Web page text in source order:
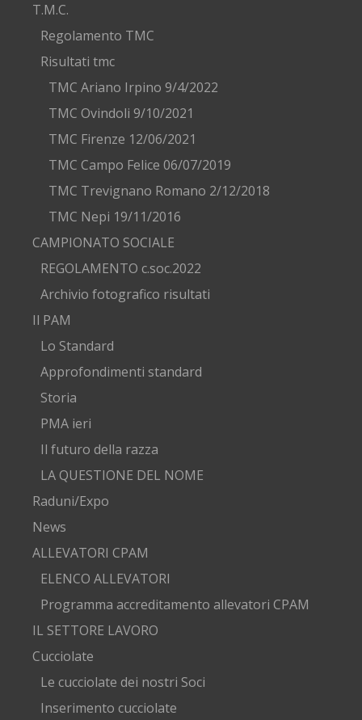
T.M.C.
Regolamento TMC
Risultati tmc
TMC Ariano Irpino 9/4/2022
TMC Ovindoli 9/10/2021
TMC Firenze 12/06/2021
TMC Campo Felice 06/07/2019
TMC Trevignano Romano 2/12/2018
TMC Nepi 19/11/2016
CAMPIONATO SOCIALE
REGOLAMENTO c.soc.2022
Archivio fotografico risultati
Il PAM
Lo Standard
Approfondimenti standard
Storia
PMA ieri
Il futuro della razza
LA QUESTIONE DEL NOME
Raduni/Expo
News
ALLEVATORI CPAM
ELENCO ALLEVATORI
Programma accreditamento allevatori CPAM
IL SETTORE LAVORO
Cucciolate
Le cucciolate dei nostri Soci
Inserimento cucciolate